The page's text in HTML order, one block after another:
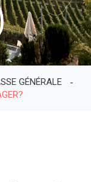
GÉNÉRALE
-